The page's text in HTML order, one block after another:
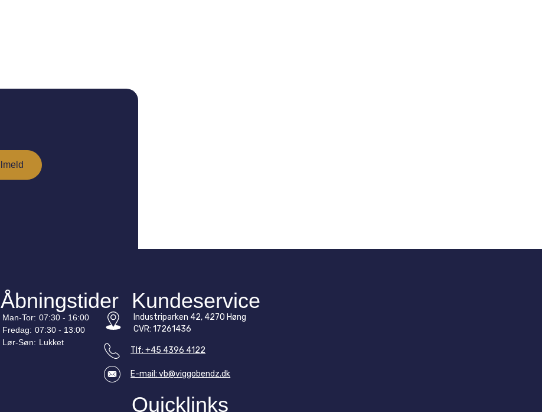
Åbningstider
Man-Tor: 07:30 - 16:00
Fredag: 07:30 - 13:00
Lør-Søn: Lukket
Kundeservice
Industriparken 42, 4270 Høng
CVR: 17261436
Tlf: +45 4396 4122
E-mail: vb@viggobendz.dk
Quicklinks